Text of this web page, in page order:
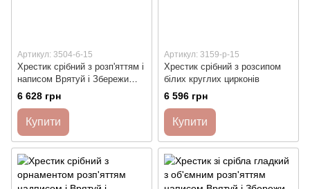
Артикул: 3504-б-15
Хрестик срібний з розп'яттям і
написом Врятуй і Збережи
класика
6 628 грн
Купити
Артикул: 3159-р-15
Хрестик срібний з розсипом
білих круглих цирконів
6 596 грн
Купити